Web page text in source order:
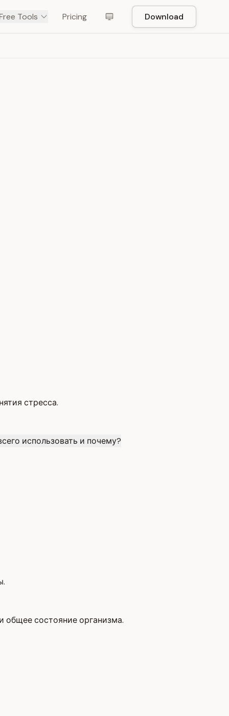
Tools Pricing Download
стресса.
использовать и почему?
общее состояние организма.